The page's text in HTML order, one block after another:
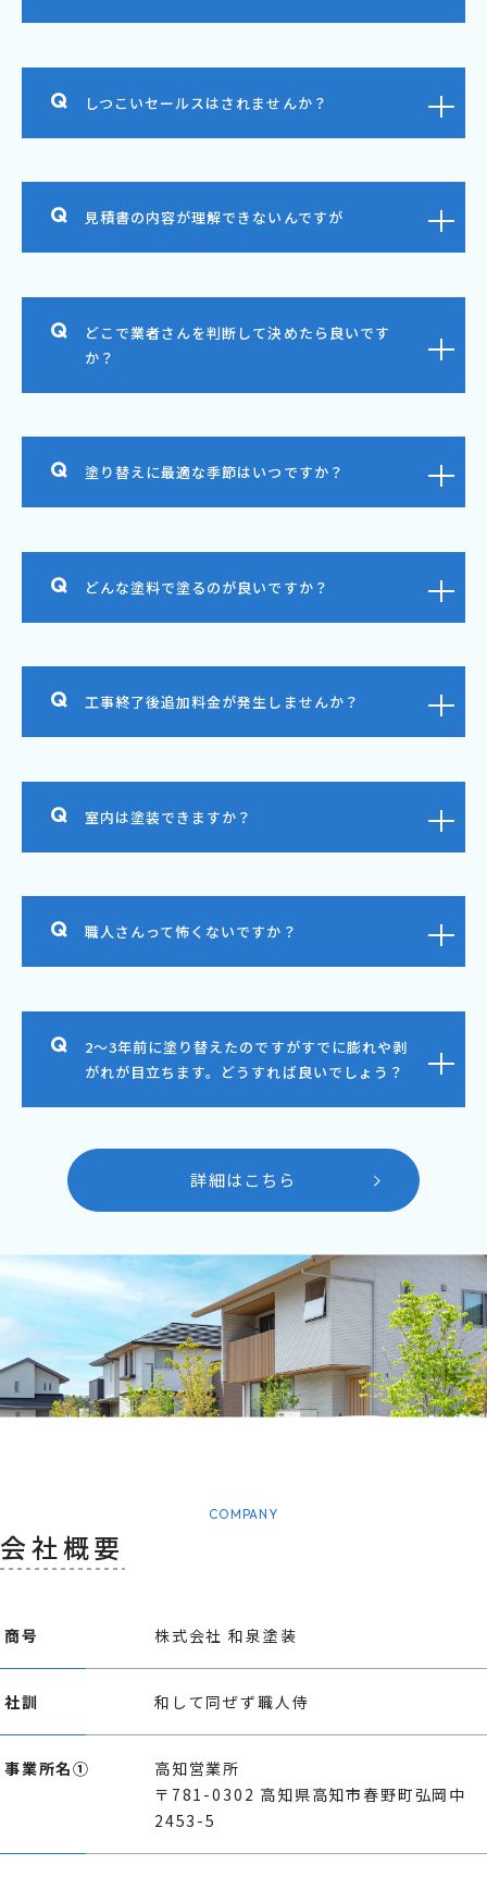
しつこいセールスはされませんか？
見積書の内容が理解できないんですが
どこで業者さんを判断して決めたら良いです
か？
塗り替えに最適な季節はいつですか？
どんな塗料で塗るのが良いですか？
工事終了後追加料金が発生しませんか？
室内は塗装できますか？
職人さんって怖くないですか？
2～3年前に塗り替えたのですがすでに膨れや剥
がれが目立ちます。どうすれば良いでしょう？
詳細はこちら
COMPANY
会社概要
商号 株式会社 和泉塗装
社訓 和して同ぜず職人侍
事業所名①
高知営業所
〒781-0302 高知県高知市春野町弘岡中
2453-5